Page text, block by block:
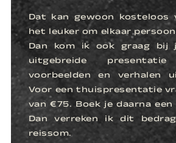
Dat kan gewoon kosteloos
het leuker om elkaar
Dan kom ik ook graag bij
uitgebreide
voorbeelden en verhalen
Voor een thuispresentatie
van €75. Boek je daarna
Dan verreken ik dit
reissom.